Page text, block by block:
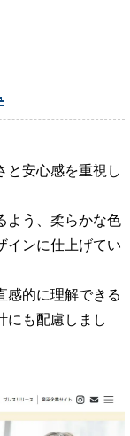
と安心感を重視し
よう、柔らかな色
インに仕上げてい
感的に理解できる
にも配慮しまし